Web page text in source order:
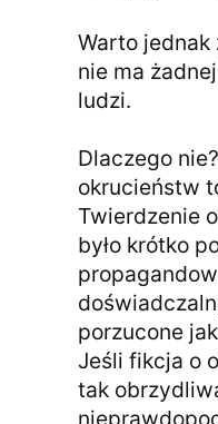
Warto
nie ma
ludzi.
Dlaczego
okrucieństw
Twierdzenie
było krótko
porzucone
Jeśli fikcja o
tak